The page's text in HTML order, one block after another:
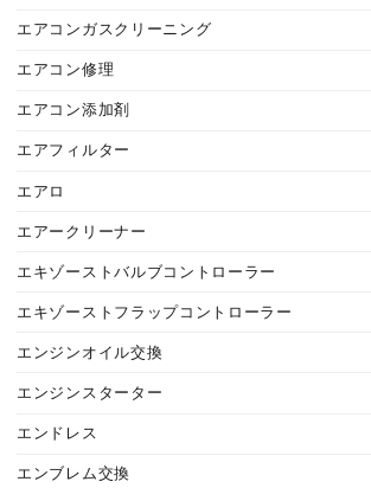
エアコンガスクリーニング
エアコン修理
エアコン添加剤
エアフィルター
エアロ
エアークリーナー
エキゾーストバルブコントローラー
エキゾーストフラップコントローラー
エンジンオイル交換
エンジンスターター
エンドレス
エンブレム交換